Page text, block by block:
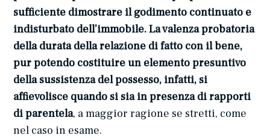
sufficiente dimostrare il godimento continuato e
indisturbato dell’immobile. La valenza probatoria
della durata della relazione di fatto con il bene,
pur potendo costituire un elemento presuntivo
della sussistenza del possesso, infatti, si
affievolisce quando si sia in presenza di rapporti
di parentela, a maggior ragione se stretti, come
nel caso in esame.